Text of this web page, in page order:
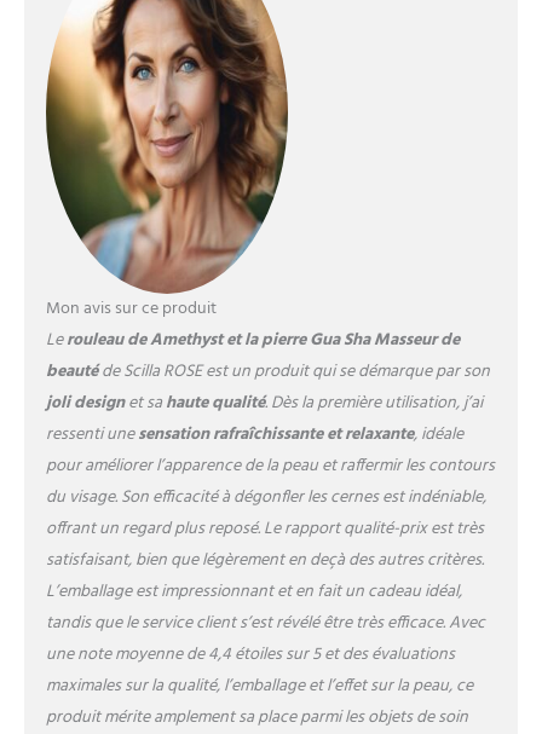
Mon avis sur ce produit
Lerouleau de Amethyst et la pierre Gua Sha Masseur de
beautéde Scilla ROSE est un produit qui se démarque par son
joli designet sahaute qualité. Dès la première utilisation, j’ai
ressenti unesensation rafraîchissante et relaxante, idéale
pour améliorer l’apparence de la peau et raffermir les contours
du visage. Son efficacité à dégonfler les cernes est indéniable,
offrant un regard plus reposé. Le rapport qualité-prix est très
satisfaisant, bien que légèrement en deçà des autres critères.
L’emballage est impressionnant et en fait un cadeau idéal,
tandis que le service client s’est révélé être très efficace. Avec
une note moyenne de 4,4 étoiles sur 5 et des évaluations
maximales sur la qualité, l’emballage et l’effet sur la peau, ce
produit mérite amplement sa place parmi les objets de soin